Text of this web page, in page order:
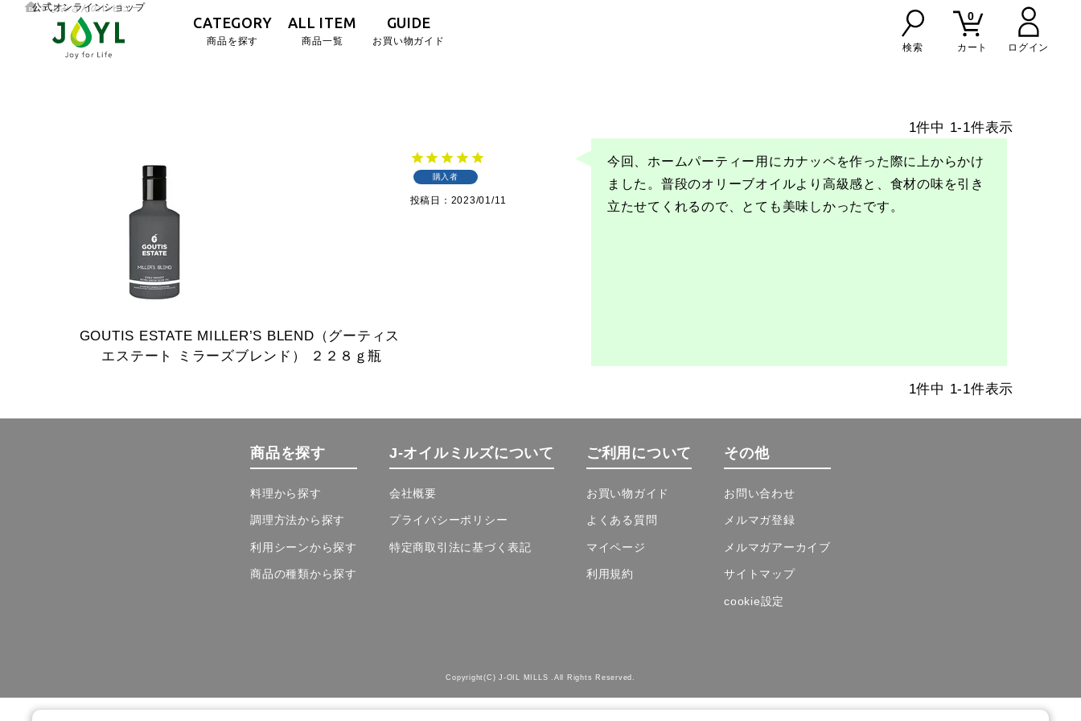
公式オンラインショップ
CATEGORY
商品を探す
ALL ITEM
商品一覧
GUIDE
お買い物ガイド
検索
0
カート
よみさんのレビュー
1件中 1-1件表示
GOUTIS ESTATE MILLER’S BLEND（グーティス
エステート
ミラーズブレンド） ２２８ｇ瓶
購入者
投稿日 2023/01/11
今回、ホームパーティー用にカナッペを作った際に上からかけ
ました。普段のオリーブオイルより高級感と、食材の味を引き
立たせてくれるので、とても美味しかったです。
1件中 1-1件表示
商品を探す
料理から探す
調理方法から探す
利用シーンから探す
商品の種類から探す
J-オイルミルズについて
会社概要
プライバシーポリシー
特定商取引法に基づく表記
ご利用について
お買い物ガイド
よくある質問
マイページ
利用規約
その他
お問い合わせ
メルマガ登録
メルマガアーカイブ
サイトマップ
cookie設定
Copyright(C) J-OIL MILLS .All Rights Reserved.